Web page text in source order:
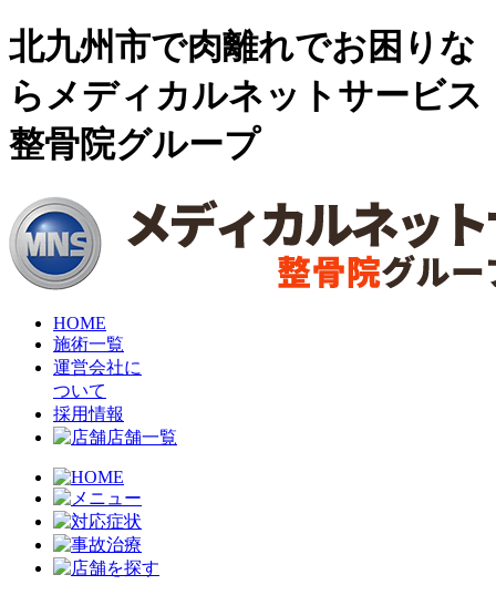
北九州市で肉離れでお困りな
らメディカルネットサービス
整骨院グループ
HOME
施術一覧
運営会社に
ついて
採用情報
店舗一覧